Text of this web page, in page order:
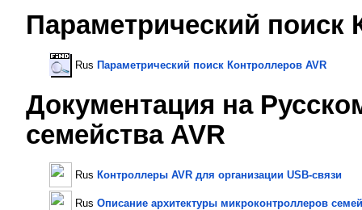
Параметрический поиск
Rus Параметрический поиск Контроллеров AVR
Документация на
семейства AVR
Rus Контроллеры AVR для организации USB-связи
Rus Описание архитектуры микроконтроллеров